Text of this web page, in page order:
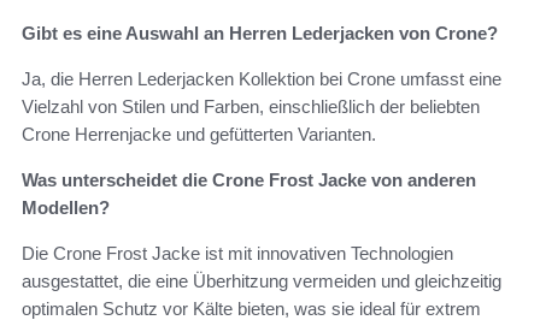
Gibt es eine Auswahl an Herren Lederjacken von Crone?
Ja, die Herren Lederjacken Kollektion bei Crone umfasst eine
Vielzahl von Stilen und Farben, einschließlich der beliebten
Crone Herrenjacke und gefütterten Varianten.
Was unterscheidet die Crone Frost Jacke von anderen
Modellen?
Die Crone Frost Jacke ist mit innovativen Technologien
ausgestattet, die eine Überhitzung vermeiden und gleichzeitig
optimalen Schutz vor Kälte bieten, was sie ideal für extrem